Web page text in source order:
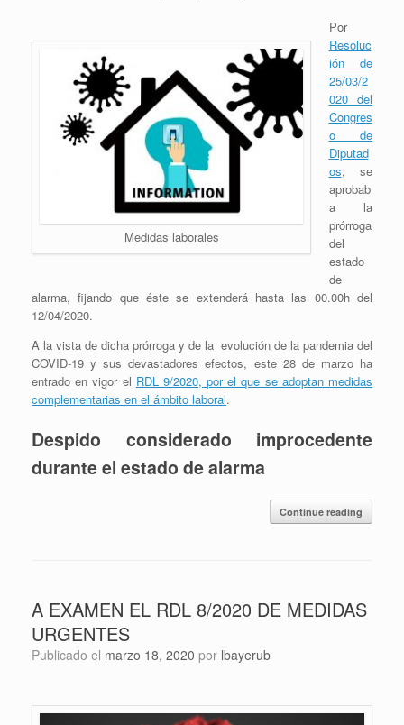
Medidas laborales
Por
Resoluc
ión de
25/03/2
020 del
Congres
o de
Diputad
os, se
aprobab
a la
prórroga
del
estado
de
alarma, fijando que éste se extenderá hasta las 00.00h del
12/04/2020.
A la vista de dicha prórroga y de la evolución de la pandemia del
COVID-19 y sus devastadores efectos, este 28 de marzo ha
entrado en vigor el RDL 9/2020, por el que se adoptan medidas
complementarias en el ámbito laboral.
Despido considerado improcedente
durante el estado de alarma
Continue reading
A EXAMEN EL RDL 8/2020 DE MEDIDAS
URGENTES
Publicado el marzo 18, 2020 por lbayerub